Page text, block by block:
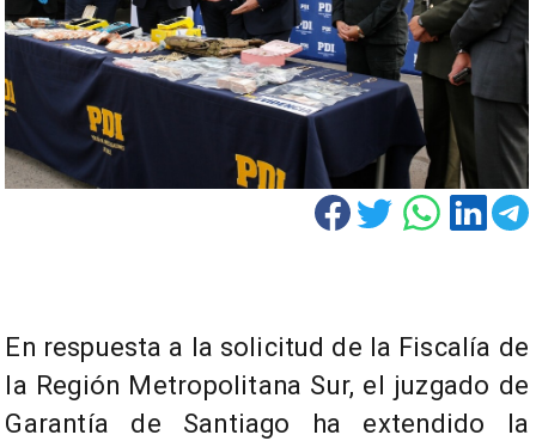
En respuesta a la solicitud de la Fiscalía de
la Región Metropolitana Sur, el juzgado de
Garantía de Santiago ha extendido la